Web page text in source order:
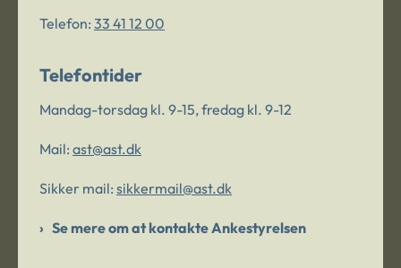
Telefon: 33 41 12 00
Telefontider
Mandag-torsdag kl. 9-15, fredag kl. 9-12
Mail: ast@ast.dk
Sikker mail: sikkermail@ast.dk
Se mere om at kontakte Ankestyrelsen